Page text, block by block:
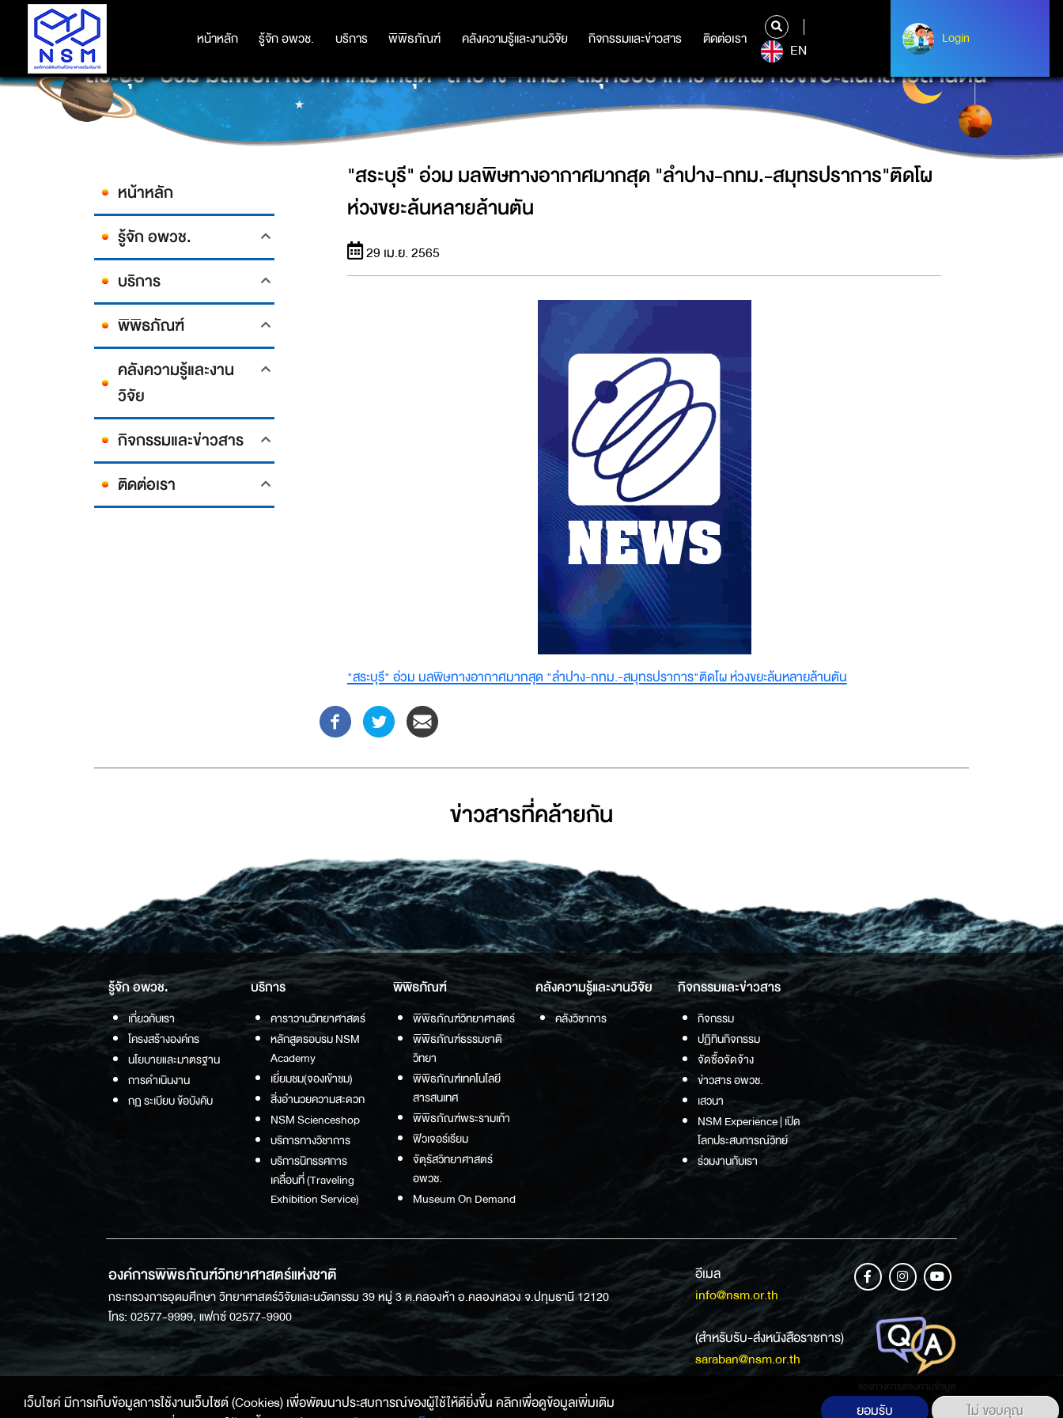
หน้าหลัก รู้จัก อพวช. บริการ พิพิธภัณฑ์ คลังความรู้และงานวิจัย กิจกรรมและข่าวสาร ติดต่อเรา
หน้าหลัก รู้จัก อพวช. บริการ พิพิธภัณฑ์ คลังความรู้และงานวิจัย กิจกรรมและข่าวสาร ติดต่อเรา
EN
Login
Login
"สระบุรี" อ่วม มลพิษทางอากาศมากสุด "ลำปาง-กทม.-สมุทรปราการ"ติดโผ ห่วงขยะล้นหลายล้านตัน
หน้าหลัก
รู้จัก อพวช.
บริการ
พิพิธภัณฑ์
คลังความรู้และงาน
วิจัย
กิจกรรมและข่าวสาร
ติดต่อเรา
"สระบุรี" อ่วม มลพิษทางอากาศมากสุด "ลำปาง-กทม.-สมุทรปราการ"ติดโผ
ห่วงขยะล้นหลายล้านตัน
29 เม.ย. 2565
"สระบุรี" อ่วม มลพิษทางอากาศมากสุด "ลำปาง-กทม.-สมุทรปราการ"ติดโผ ห่วงขยะล้นหลายล้านตัน
ข่าวสารที่่คล้ายกัน
รู้จัก อพวช.
เกี่ยวกับเรา
โครงสร้างองค์กร
นโยบายและมาตรฐาน
การดำเนินงาน
กฏ ระเบียบ ข้อบังคับ
บริการ
คาราวานวิทยาศาสตร์
หลักสูตรอบรม NSM
Academy
เยี่ยมชม(จองเข้าชม)
สิ่งอำนวยความสะดวก
NSM Scienceshop
บริการทางวิชาการ
บริการนิทรรศการ
เคลื่อนที่ (Traveling
Exhibition Service)
พิพิธภัณฑ์
พิพิธภัณฑ์วิทยาศาสตร์
พิพิธภัณฑ์ธรรมชาติ
วิทยา
พิพิธภัณฑ์เทคโนโลยี
สารสนเทศ
พิพิธภัณฑ์พระรามเก้า
ฟิวเจอร์เรียม
จัตุรัสวิทยาศาสตร์
อพวช.
Museum On Demand
คลังความรู้และงานวิจัย
คลังวิชาการ
กิจกรรมและข่าวสาร
กิจกรรม
ปฏิทินกิจกรรม
จัดซื้อจัดจ้าง
ข่าวสาร อพวช.
เสวนา
NSM Experience | เปิด
โลกประสบการณ์วิทย์
ร่วมงานกับเรา
องค์การพิพิธภัณฑ์วิทยาศาสตร์แห่งชาติ
กระทรวงการอุดมศึกษา วิทยาศาสตร์วิจัยและนวัตกรรม 39 หมู่ 3 ต.คลองห้า อ.คลองหลวง จ.ปทุมธานี 12120
โทร: 02577-9999, แฟกซ์ 02577-9900
อีเมล
info@nsm.or.th
(สำหรับรับ-ส่งหนังสือราชการ)
saraban@nsm.or.th
ช่องทางการสอบถามข้อมูล
เว็บไซค์ มีการเก็บข้อมูลการใช้งานเว็บไซต์ (Cookies) เพื่อพัฒนาประสบการณ์ของผู้ใช้ให้ดียิ่งขึ้น คลิกเพื่อดูข้อมูลเพิ่มเติม
ยอมรับ ไม่ ขอบคุณ